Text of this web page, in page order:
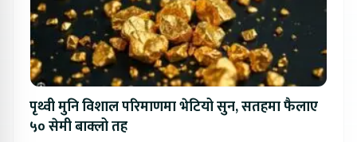
पृथ्वी मुनि विशाल परिमाणमा भेटियो सुन, सतहमा फैलाए
५० सेमी बाक्लो तह